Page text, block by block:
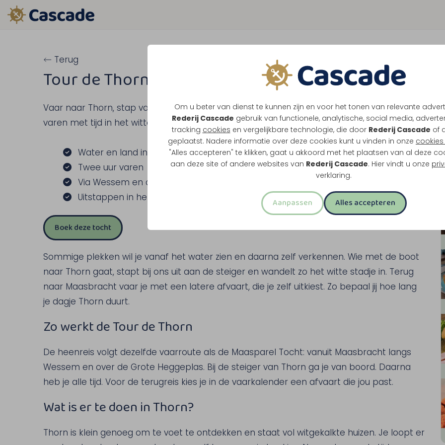
Om u beter van dienst te kunnen zijn en voor het tonen van relevante
Rederij Cascade gebruik van functionele, analytische, social media,
tracking cookies en vergelijkbare technologie, die door Rederij Cascade of
geplaatst. Nadere informatie over deze cookies kunt u vinden in onze
"Alles accepteren" te klikken, gaat u akkoord met het plaatsen van al deze
aan deze site of andere websites van Rederij Cascade. Hier vindt u onze
verklaring.
Aanpassen Alles accepteren
Terug
Tour de Thorn
Vaar naar Thorn, stap van boord en kies zelf wanneer je terugvaart. Zo combineer je
varen met tijd in het witte stadje.
Water en land in 1 activiteit
Twee uur varen
Via Wessem en de Grote Heggeplas
Uitstappen in het witte stadje
Boek deze tocht
Sommige plekken wil je vanaf het water zien en daarna zelf verkennen. Wie met de boot
naar Thorn gaat, stapt bij ons uit aan de steiger en wandelt zo het witte stadje in. Terug
naar Maasbracht vaar je met een latere afvaart, die je zelf uitkiest. Zo bepaal jij hoe lang
je dagje Thorn duurt.
Zo werkt de Tour de Thorn
De heenreis volgt dezelfde vaarroute als de Maasparel Tocht: vanuit Maasbracht langs
Wessem en over de Grote Heggeplas. Bij de steiger van Thorn ga je van boord. Daarna
heb je alle tijd. Voor de terugreis kies je in de vaarkalender een afvaart die jou past.
Wat is er te doen in Thorn?
Thorn is klein genoeg om te voet te ontdekken en staat vol witgekalkte huizen. Je loopt er